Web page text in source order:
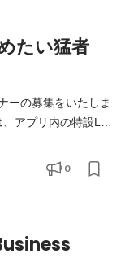
たい猛者
ーの募集をいたしま
心して参画できる
りはディレクター
0